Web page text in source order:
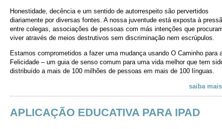
Honestidade, decência e um sentido de autorrespeito são pervertidos
diariamente por diversas fontes. A nossa juventude está exposta à
entre colegas, associações de pessoas com más intenções que
viver através de meios destrutivos sem discriminação nem escrúpulos.
Estamos comprometidos a fazer uma mudança usando O Caminho para
Felicidade – um guia de senso comum para uma vida melhor que tem
distribuído a mais de 100 milhões de pessoas em mais de 100 línguas.
saiba
APLICAÇÃO EDUCATIVA PARA IPAD